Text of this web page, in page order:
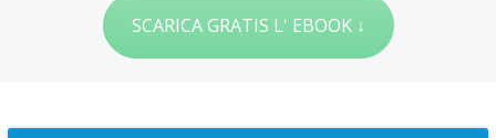
SCARICA GRATIS L' EBOOK ↓